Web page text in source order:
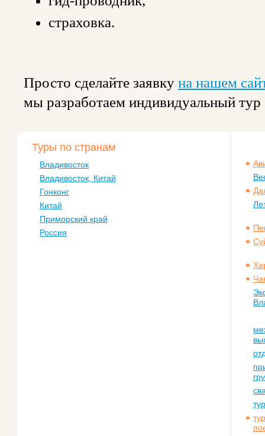
страховка.
Просто сделайте заявку на нашем
мы разработаем индивидуальный
Туры по странам
Владивосток
Владивосток, Китай
Гонконг
Китай
Приморский край
Россия